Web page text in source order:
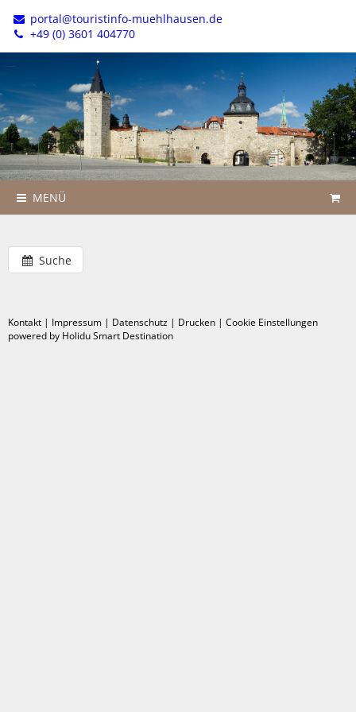
portal@touristinfo-muehlhausen.de
+49 (0) 3601 404770
MENÜ
Suche
Kontakt | Impressum | Datenschutz | Drucken | Cookie Einstellungen
powered by Holidu Smart Destination